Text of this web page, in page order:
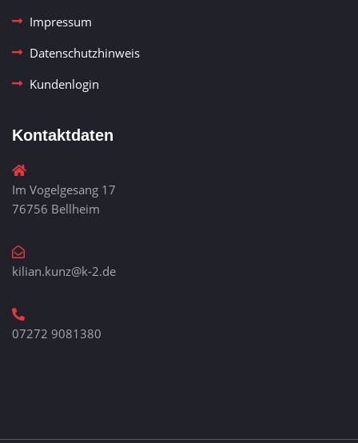
Impressum
Datenschutzhinweis
Kundenlogin
Kontaktdaten
Im Vogelgesang 17
76756 Bellheim
kilian.kunz@k-2.de
07272 9081380